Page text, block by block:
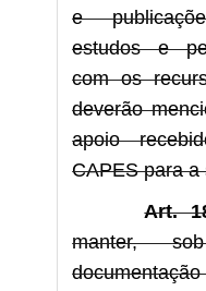
e
estudos e
com os
deverão
apoio
CAPES para
Art.
manter,